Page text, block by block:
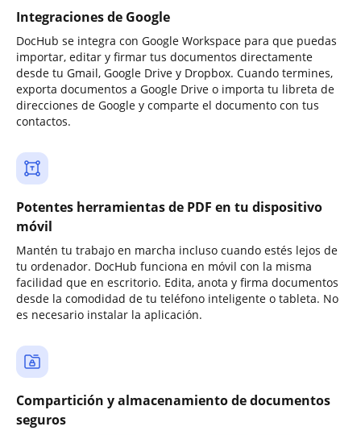
Integraciones de Google
DocHub se integra con Google Workspace para que puedas
importar, editar y firmar tus documentos directamente
desde tu Gmail, Google Drive y Dropbox. Cuando termines,
exporta documentos a Google Drive o importa tu libreta de
direcciones de Google y comparte el documento con tus
contactos.
Potentes herramientas de PDF en tu dispositivo
móvil
Mantén tu trabajo en marcha incluso cuando estés lejos de
tu ordenador. DocHub funciona en móvil con la misma
facilidad que en escritorio. Edita, anota y firma documentos
desde la comodidad de tu teléfono inteligente o tableta. No
es necesario instalar la aplicación.
Compartición y almacenamiento de documentos
seguros